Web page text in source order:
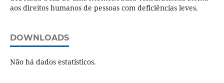
aos direitos humanos de pessoas com deficiências leves.
DOWNLOADS
Não há dados estatísticos.